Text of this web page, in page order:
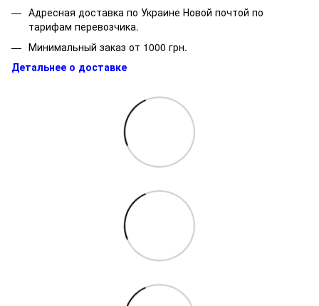
Адресная доставка по Украине Новой почтой по
тарифам перевозчика.
Минимальный заказ от 1000 грн.
Детальнее о доставке